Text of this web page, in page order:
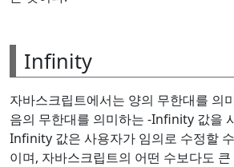
Infinity
자바스크립트에서는 양의 무한대를 의
음의 무한대를 의미하는 -Infinity 값을
Infinity 값은 사용자가 임의로 수정할
이며, 자바스크립트의 어떤 수보다도